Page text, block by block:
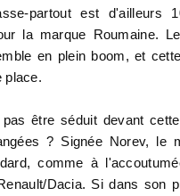
partout est d'ailleurs
la marque Roumaine.
en plein boom, et
place.
être séduit devant
? Signée Norev, le
comme à
Dacia. Si dans son